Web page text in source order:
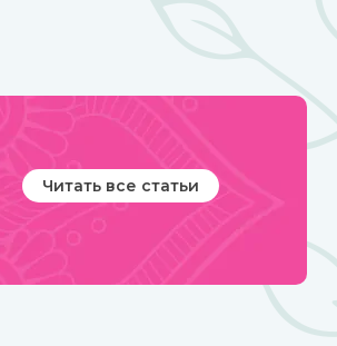
Различные приправы, в том числе чисто
можете купить в интернет-магазине
Читать все статьи